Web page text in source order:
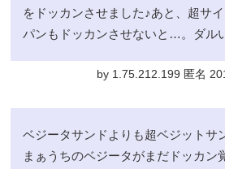
をドッカンさせました♪あと、超サ
パンもドッカンさせないと…。ダル
by 1.75.212.199 匿名
ベジータサンドよりも超ベジットサ
まぁうちのベジータがまだドッカン